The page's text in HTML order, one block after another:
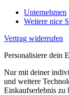
Unternehmen
Weitere nice
Vertrag widerrufen
Personalisiere dein
Nur mit deiner
und weitere
Einkaufserlebnis zu